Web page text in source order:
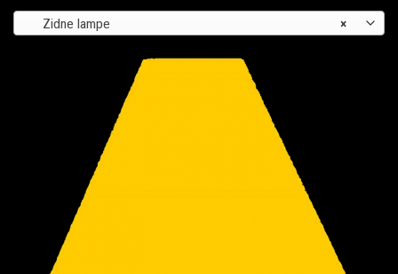
×
Zidne lampe